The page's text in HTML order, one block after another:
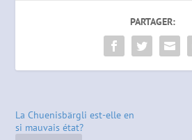
PARTAGER:
La Chuenisbärgli est-elle en
si mauvais état?